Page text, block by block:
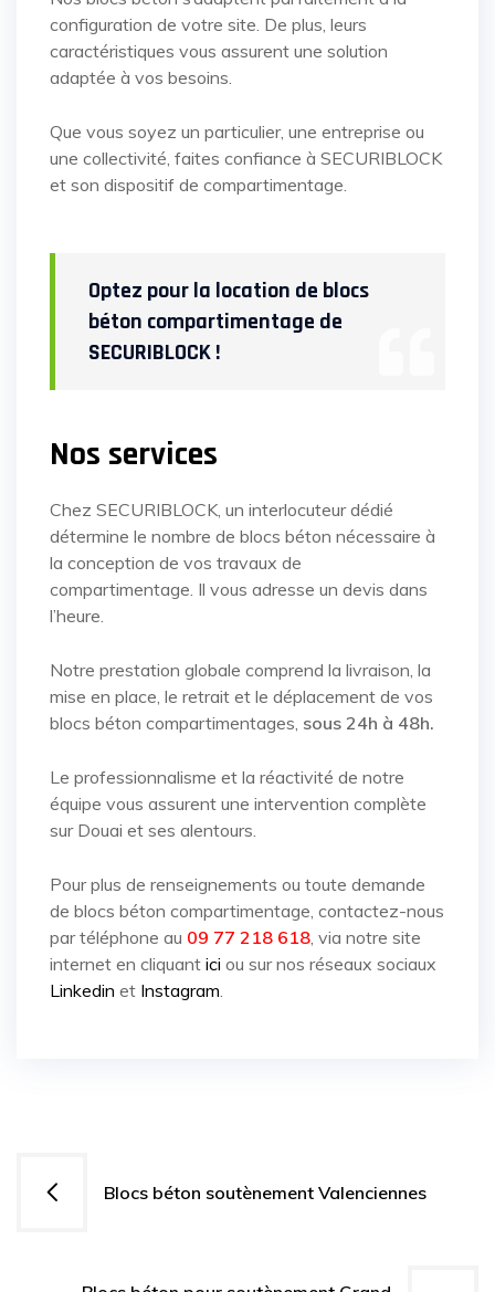
configuration de votre site. De plus, leurs
caractéristiques vous assurent une solution
adaptée à vos besoins.
Que vous soyez un particulier, une entreprise ou
une collectivité, faites confiance à SECURIBLOCK
et son dispositif de compartimentage.
Optez pour la location de blocs
béton compartimentage de
SECURIBLOCK !
Nos services
Chez SECURIBLOCK, un interlocuteur dédié
détermine le nombre de blocs béton nécessaire à
la conception de vos travaux de
compartimentage. Il vous adresse un devis dans
l’heure.
Notre prestation globale comprend la livraison, la
mise en place, le retrait et le déplacement de vos
blocs béton compartimentages, sous 24h à 48h.
Le professionnalisme et la réactivité de notre
équipe vous assurent une intervention complète
sur Douai et ses alentours.
Pour plus de renseignements ou toute demande
de blocs béton compartimentage, contactez-nous
par téléphone au 09 77 218 618, via notre site
internet en cliquant ici ou sur nos réseaux sociaux
Linkedin et Instagram.
Navigation
l’article
Blocs béton soutènement Valenciennes